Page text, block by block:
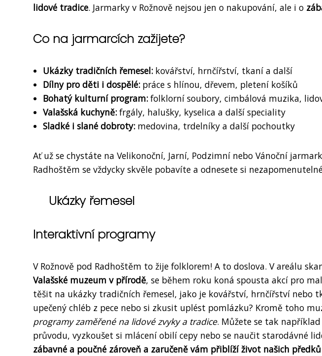
lidové tradice. Jarmarky v Rožnově nejsou jen o nakupování, ale i o
Co na jarmarcích zažijete?
Ukázky tradičních řemesel: kovářství, hrnčířství, tkaní a další
Dílny pro děti i dospělé: práce s hlínou, dřevem, pletení košíků
Bohatý kulturní program: folklorní soubory, cimbálová muzika,
Valašská kuchyně: frgály, halušky, kyselica a další speciality
Sladké i slané dobroty: medovina, trdelníky a další pochoutky
Ať už se chystáte na Velikonoční, Jarní, Podzimní nebo Vánoční
Radhoštěm se vždycky skvěle pobavíte a odnesete si
Ukázky řemesel
Interaktivní programy
V Rožnově pod Radhoštěm to žije folklorem! A to doslova. V areálu
Valašské muzeum v přírodě, se během roku koná spousta akcí pro
těšit na ukázky tradičních řemesel, jako je kovářství, hrnčířství nebo
upečený chléb z pece nebo si zkusit uplést pomlázku? Kromě toho
programy zaměřené na lidové zvyky a tradice. Můžete se tak
průvodu, vyzkoušet si mlácení obilí cepy nebo se naučit starodávné
zábavné a poučné zároveň a zaručeně vám přiblíží život našich